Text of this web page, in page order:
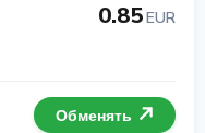
0.85EUR
Обменять